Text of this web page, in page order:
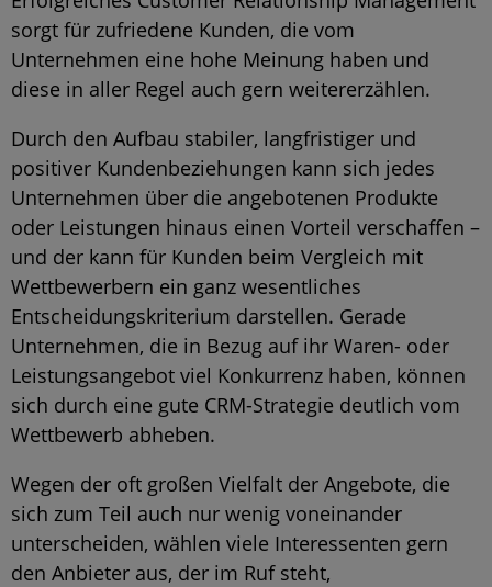
sorgt für zufriedene Kunden, die vom
Unternehmen eine hohe Meinung haben und
diese in aller Regel auch gern weitererzählen.
Durch den Aufbau stabiler, langfristiger und
positiver Kundenbeziehungen kann sich jedes
Unternehmen über die angebotenen Produkte
oder Leistungen hinaus einen Vorteil verschaffen –
und der kann für Kunden beim Vergleich mit
Wettbewerbern ein ganz wesentliches
Entscheidungskriterium darstellen. Gerade
Unternehmen, die in Bezug auf ihr Waren- oder
Leistungsangebot viel Konkurrenz haben, können
sich durch eine gute CRM-Strategie deutlich vom
Wettbewerb abheben.
Wegen der oft großen Vielfalt der Angebote, die
sich zum Teil auch nur wenig voneinander
unterscheiden, wählen viele Interessenten gern
den Anbieter aus, der im Ruf steht,